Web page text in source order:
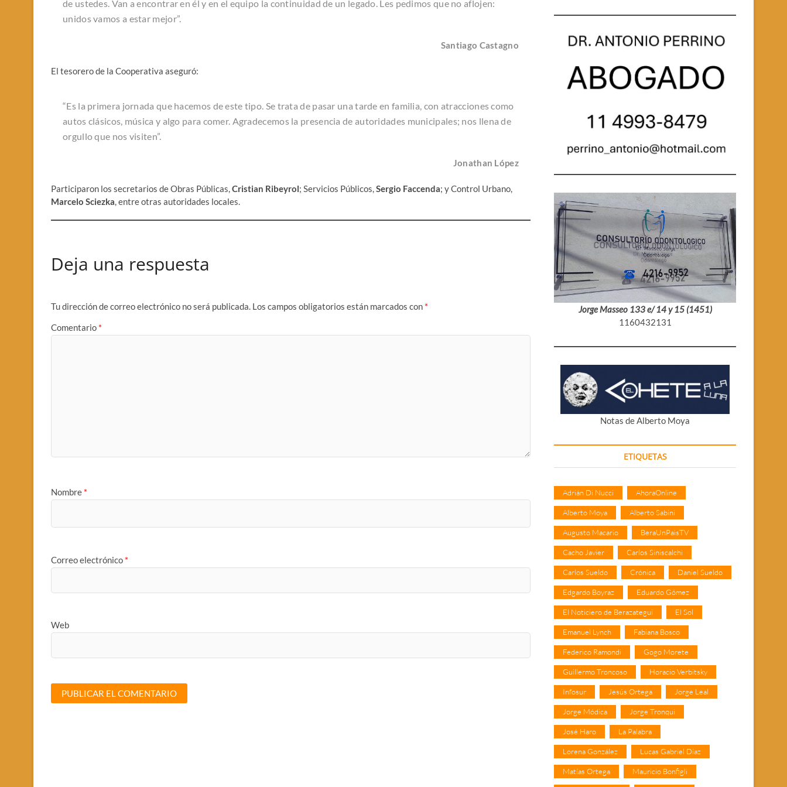
de ustedes. Van a encontrar en él y en el equipo la continuidad de un legado. Les pedimos que no aflojen:
unidos vamos a estar mejor”.
Santiago Castagno
El tesorero de la Cooperativa aseguró:
“Es la primera jornada que hacemos de este tipo. Se trata de pasar una tarde en familia, con atracciones como
autos clásicos, música y algo para comer. Agradecemos la presencia de autoridades municipales; nos llena de
orgullo que nos visiten”.
Jonathan López
Participaron los secretarios de Obras Públicas,Cristian Ribeyrol; Servicios Públicos,Sergio Faccenda; y Control Urbano,
Marcelo Sciezka, entre otras autoridades locales.
Deja una respuesta
Tu dirección de correo electrónico no será publicada. Los campos obligatorios están marcados con *
Comentario *
Nombre *
Correo electrónico *
Web
Jorge Masseo 133 e/ 14 y 15 (1451)
1160432131
Notas de Alberto Moya
ETIQUETAS
Adrián Di Nucci AhoraOnline
Alberto Moya Alberto Sabini
Augusto Macario BeraUnPaisTV
Cacho Javier Carlos Siniscalchi
Carlos Sueldo Crónica Daniel Sueldo
Edgardo Boyraz Eduardo Gómez
El Noticiero de Berazategui El Sol
Emanuel Lynch Fabiana Bosco
Federico Ramondi Gogo Morete
Guillermo Troncoso Horacio Verbitsky
Infosur Jesús Ortega Jorge Leal
Jorge Módica Jorge Tronqui
José Haro La Palabra
Lorena González Lucas Gabriel Díaz
Matías Ortega Mauricio Bonfigli